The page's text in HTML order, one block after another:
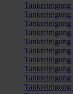
Tankreinigung
Tankreinigung
Tankreinigung
Tankreinigung
Tankreinigung
Tankreinigung
Tankreinigung
Tankreinigung